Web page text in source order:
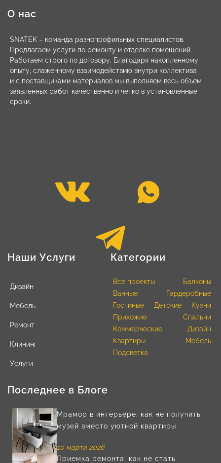
О нас
SNATEK – команда разнопрофильных специалистов.
Предлагаем услуги по ремонту и отделке помещений.
Работаем строго по договору. Благодаря накопленному
опыту, слаженному взаимодействию внутри коллектива
и с поставщиками материалов мы выполняем весь объем
заявленных работ качественно и четко в установленные
сроки.
Наши Услуги
Дизайн
Мебель
Ремонт
Клининг
Услуги
Категории
Все проекты
Балконы
Ванные
Гардеробные
Гостиные
Детские
Кухни
Прихожие
Спальни
Коммерческие
Дизайн
Квартиры
Мебель
Подсветка
Последнее в Блоге
Мрамор в интерьере: как не получить
музей вместо уютной квартиры
10 марта 2026
Приемка ремонта: как не стать